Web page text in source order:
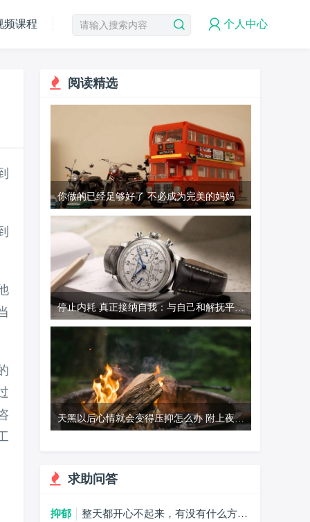
频课程 个人中心
阅读精选
你做的已经足够好了 不必成为完美的妈妈
停止内耗 真正接纳自我：与自己和解抚平内
心的伤痕
天黑以后心情就会变得压抑怎么办 附上夜间
求助问答
抑郁
整天都开心不起来，有没有什么方法